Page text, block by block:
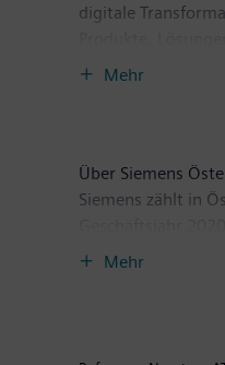
digitale
Branchen,
Mehr
Über Siemens
Siemens zählt in
zu erzielen. Das
Mehr